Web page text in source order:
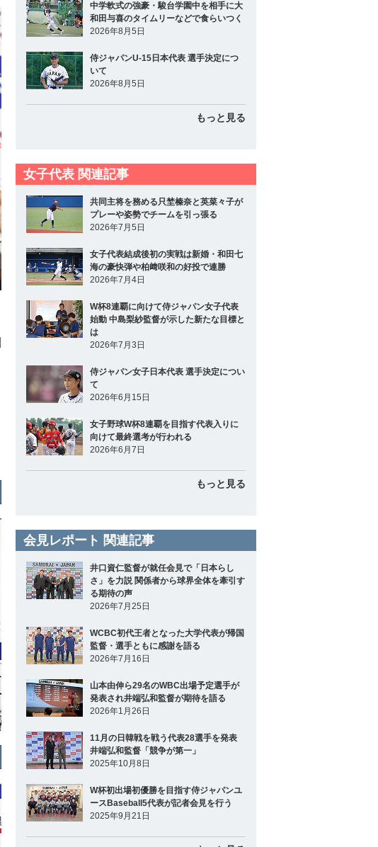
中学軟式の強豪・駿台学園中を相手に大
和田与喜のタイムリーなどで食らいつく
2026年8月5日
侍ジャパンU-15日本代表 選手決定につ
いて
2026年8月5日
もっと見る
女子代表 関連記事
共同主将を務める只埜榛奈と英菜々子が
プレーや姿勢でチームを引っ張る
2026年7月5日
女子代表結成後初の実戦は新婚・和田七
海の豪快弾や柏﨑咲和の好投で連勝
2026年7月4日
W杯8連覇に向けて侍ジャパン女子代表
始動 中島梨紗監督が示した新たな目標と
は
2026年7月3日
侍ジャパン女子日本代表 選手決定につい
て
2026年6月15日
女子野球W杯8連覇を目指す代表入りに
向けて最終選考が行われる
2026年6月7日
もっと見る
会見レポート 関連記事
井口資仁監督が就任会見で「日本らし
さ」を力説 関係者から球界全体を牽引す
る期待の声
2026年7月25日
WCBC初代王者となった大学代表が帰国
監督・選手ともに感謝を語る
2026年7月16日
山本由伸ら29名のWBC出場予定選手が
発表され井端弘和監督が期待を語る
2026年1月26日
11月の日韓戦を戦う代表28選手を発表
井端弘和監督「競争が第一」
2025年10月8日
W杯初出場初優勝を目指す侍ジャパンユ
ースBaseball5代表が記者会見を行う
2025年9月21日